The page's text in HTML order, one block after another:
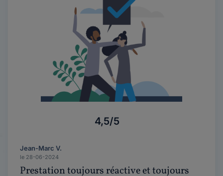
4,5/5
Jean-Marc V.
le 28-06-2024
Prestation toujours réactive et toujours